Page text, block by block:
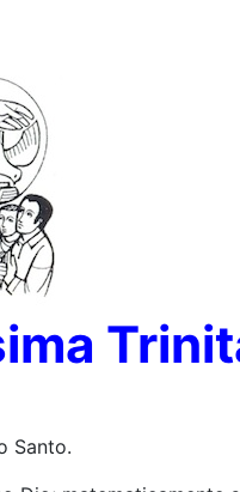
Santo.